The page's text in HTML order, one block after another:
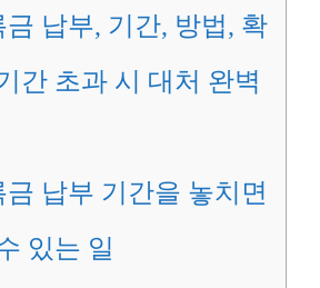
금 납부, 기간, 방법, 확
간 초과 시 대처 완벽
금 납부 기간을 놓치면
있는 일